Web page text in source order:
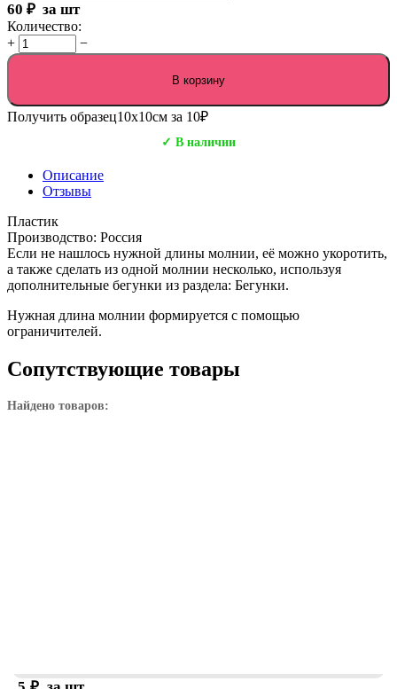
60 ₽ за шт
Количество:
+
−
В корзину
Получить образец10х10см за 10₽
✓ В наличии
Описание
Отзывы
Пластик
Производство: Россия
Если не нашлось нужной длины молнии, её можно укоротить,
а также сделать из одной молнии несколько, используя
дополнительные бегунки из раздела: Бегунки.
Нужная длина молнии формируется с помощью
ограничителей.
Сопутствующие товары
Найдено товаров: